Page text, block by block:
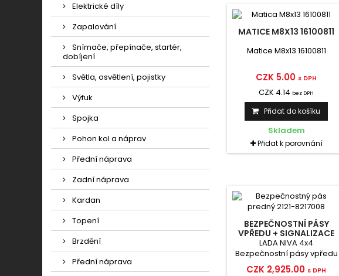
Elektrické díly
Zapalování
Snímače, přepínače, startér,
dobíjení
Světla, osvětlení, pojistky
Výfuk
Spojka
Pohon kol a náprav
Přední náprava
Zadní náprava
Kardan
Topení
Brzdění
Přední náprava
MATICE M8X13 16100811
Matice M8x13 16100811
CZK 5.00 s DPH
CZK 4.14 bez DPH
Přidat do košíku
Skladem
Přidat k porovnání
BEZPEČNOSTNÍ PÁSY
VPŘEDU + SIGNALIZACE
21214-8217008
LADA NIVA 4x4
Bezpečnostní pásy vpředu
+ signalizace 21214-8217008
CZK 2,925.00 s DPH